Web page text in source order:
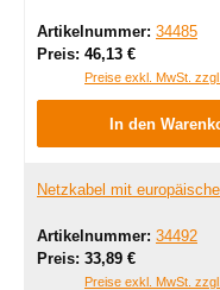
Artikelnummer: 34485
Preis: Regulärer Preis:
46,13 €
Preise exkl. MwSt.
In den
Netzkabel mit
Artikelnummer: 34492
Preis: Regulärer Preis:
33,89 €
Preise exkl. MwSt.